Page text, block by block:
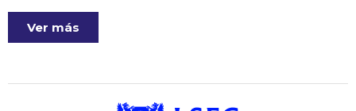
Ver más